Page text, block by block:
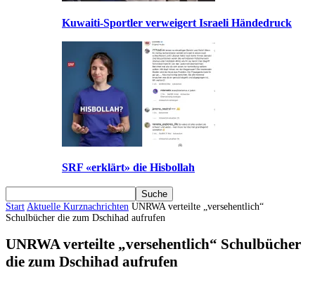
Kuwaiti-Sportler verweigert Israeli Händedruck
SRF «erklärt» die Hisbollah
Start Aktuelle Kurznachrichten UNRWA verteilte „versehentlich“
Schulbücher die zum Dschihad aufrufen
UNRWA verteilte „versehentlich“ Schulbücher
die zum Dschihad aufrufen